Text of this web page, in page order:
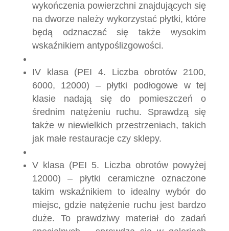
wykończenia powierzchni znajdujących się
na dworze należy wykorzystać płytki, które
będą odznaczać się także wysokim
wskaźnikiem antypoślizgowości.
IV klasa (PEI 4. Liczba obrotów 2100,
6000, 12000) – płytki podłogowe w tej
klasie nadają się do pomieszczeń o
średnim natężeniu ruchu. Sprawdzą się
także w niewielkich przestrzeniach, takich
jak małe restauracje czy sklepy.
V klasa (PEI 5. Liczba obrotów powyżej
12000) – płytki ceramiczne oznaczone
takim wskaźnikiem to idealny wybór do
miejsc, gdzie natężenie ruchu jest bardzo
duże. To prawdziwy materiał do zadań